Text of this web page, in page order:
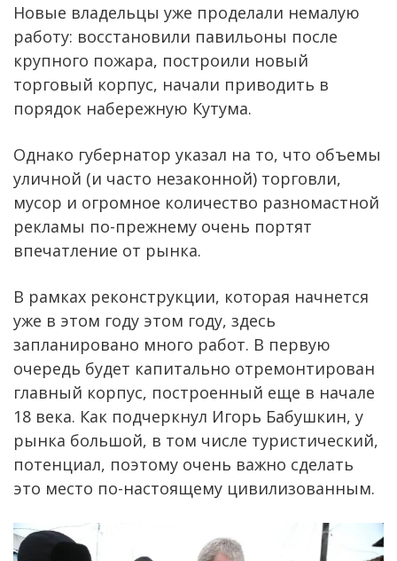
Новые владельцы уже проделали немалую
работу: восстановили павильоны после
крупного пожара, построили новый
торговый корпус, начали приводить в
порядок набережную Кутума.
Однако губернатор указал на то, что объемы
уличной (и часто незаконной) торговли,
мусор и огромное количество разномастной
рекламы по-прежнему очень портят
впечатление от рынка.
В рамках реконструкции, которая начнется
уже в этом году этом году, здесь
запланировано много работ. В первую
очередь будет капитально отремонтирован
главный корпус, построенный еще в начале
18 века. Как подчеркнул Игорь Бабушкин, у
рынка большой, в том числе туристический,
потенциал, поэтому очень важно сделать
это место по-настоящему цивилизованным.